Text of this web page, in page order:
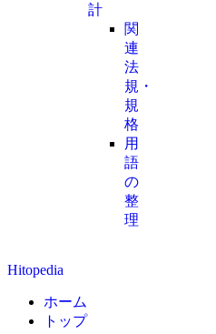
計
関
連
法
規・
規
格
用
語
の
整
理
Hitopedia
ホーム
トップ